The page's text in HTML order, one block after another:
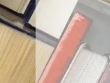
詢
科查詢
科查詢